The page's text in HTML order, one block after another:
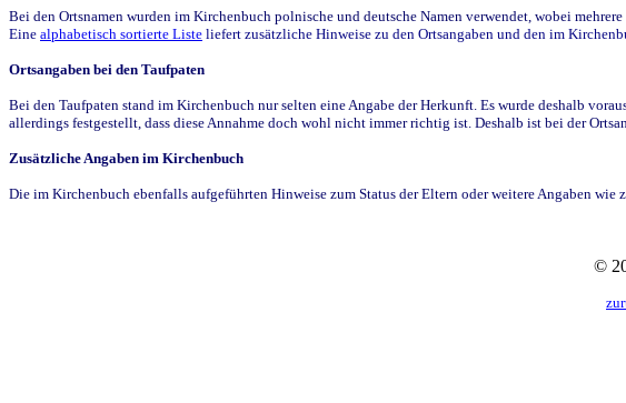
Bei den Ortsnamen wurden im Kirchenbuch polnische und deutsche Namen verwendet, wobei
Eine alphabetisch sortierte Liste liefert zusätzliche Hinweise zu den Ortsangaben und den im
Ortsangaben bei den Taufpaten
Bei den Taufpaten stand im Kirchenbuch nur selten eine Angabe der Herkunft. Es wurde deshalb
allerdings festgestellt, dass diese Annahme doch wohl nicht immer richtig ist. Deshalb ist bei der
Zusätzliche Angaben im Kirchenbuch
Die im Kirchenbuch ebenfalls aufgeführten Hinweise zum Status der Eltern oder weitere Angaben wie
©